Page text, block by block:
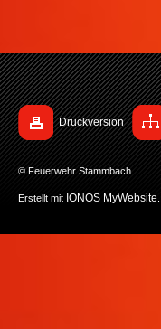
Druckversion |
© Feuerwehr Stammbach
Erstellt mit IONOS MyWebsite